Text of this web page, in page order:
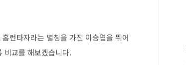
런타자라는 별칭을 가진 이승엽을 뛰어
비교를 해보겠습니다.